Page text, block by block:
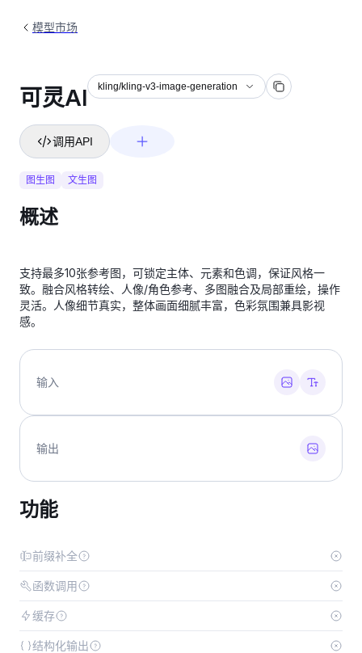
模型市场
可灵AI kling/kling-v3-image-generation
调用API
图生图 文生图
概述
支持最多10张参考图，可锁定主体、元素和色调，保证风格一
致。融合风格转绘、人像/角色参考、多图融合及局部重绘，操作
灵活。人像细节真实，整体画面细腻丰富，色彩氛围兼具影视
感。
输入
输出
功能
前缀补全
函数调用
缓存
结构化输出